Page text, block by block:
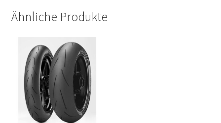
Ähnliche Produkte